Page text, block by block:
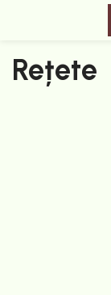
Rețete